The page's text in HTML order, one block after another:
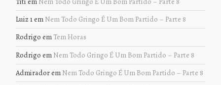
Luiz 1em Nem Todo Gringo É Um Bom Partido – Parte 8
Rodrigo em Tem Horas
Rodrigo em Nem Todo Gringo É Um Bom Partido – Parte 8
Admiradorem Nem Todo Gringo É Um Bom Partido – Parte 8